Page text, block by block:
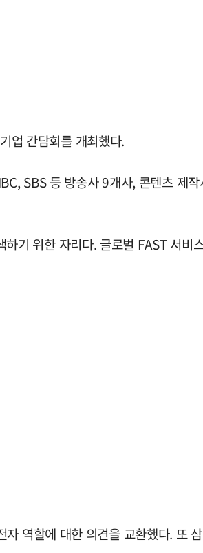
업 간담회를 개최했다.
SBS 등 방송사 9개사, 콘텐츠 제
기 위한 자리다. 글로벌 FAST 서비
역할에 대한 의견을 교환했다. 또